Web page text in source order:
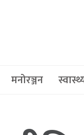
मनोरञ्जन